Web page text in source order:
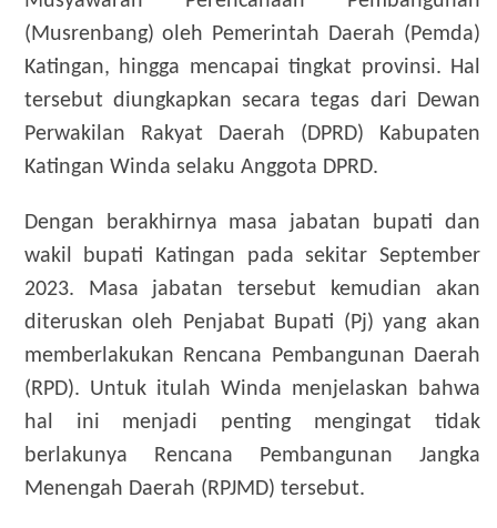
(Musrenbang) oleh Pemerintah Daerah (Pemda)
Katingan, hingga mencapai tingkat provinsi. Hal
tersebut diungkapkan secara tegas dari Dewan
Perwakilan Rakyat Daerah (DPRD) Kabupaten
Katingan Winda selaku Anggota DPRD.
Dengan berakhirnya masa jabatan bupati dan
wakil bupati Katingan pada sekitar September
2023. Masa jabatan tersebut kemudian akan
diteruskan oleh Penjabat Bupati (Pj) yang akan
memberlakukan Rencana Pembangunan Daerah
(RPD). Untuk itulah Winda menjelaskan bahwa
hal ini menjadi penting mengingat tidak
berlakunya Rencana Pembangunan Jangka
Menengah Daerah (RPJMD) tersebut.